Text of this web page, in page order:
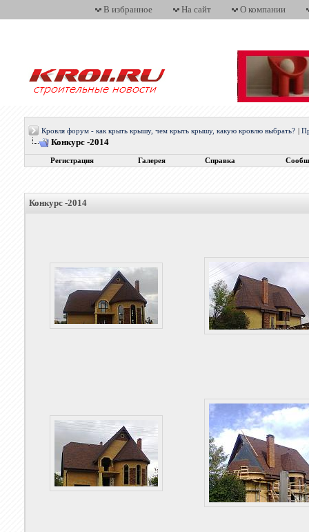
В избранное На сайт О компании
Кровля форум - как крыть крышу, чем крыть крышу, какую кровлю выбрать?
Конкурс -2014
Регистрация Галерея Справка
Конкурс -2014